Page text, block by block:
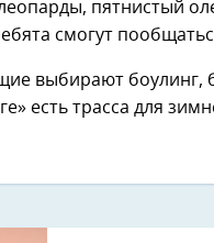
пятнистый
смогут
выбирают боулинг,
есть трасса для